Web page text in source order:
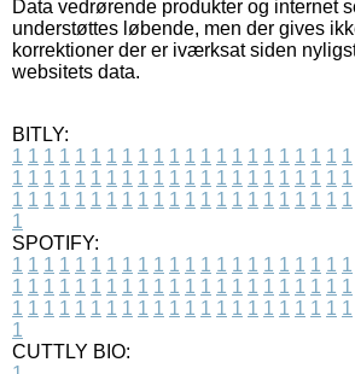
Data vedrørende produkter og internet
understøttes løbende, men der gives
korrektioner der er iværksat siden
websitets data.
BITLY:
1 1 1 1 1 1 1 1 1 1 1 1 1 1 1 1 1 1 1 1 1 1
1 1 1 1 1 1 1 1 1 1 1 1 1 1 1 1 1 1 1 1 1 1
1 1 1 1 1 1 1 1 1 1 1 1 1 1 1 1 1 1 1 1 1 1
1
SPOTIFY:
1 1 1 1 1 1 1 1 1 1 1 1 1 1 1 1 1 1 1 1 1 1
1 1 1 1 1 1 1 1 1 1 1 1 1 1 1 1 1 1 1 1 1 1
1 1 1 1 1 1 1 1 1 1 1 1 1 1 1 1 1 1 1 1 1 1
1
CUTTLY BIO: